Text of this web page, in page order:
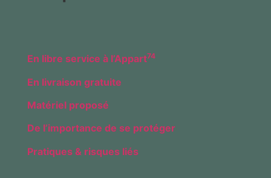
En libre service à l’Appart74
En livraison gratuite
Matériel proposé
De l’importance de se protéger
Pratiques & risques liés